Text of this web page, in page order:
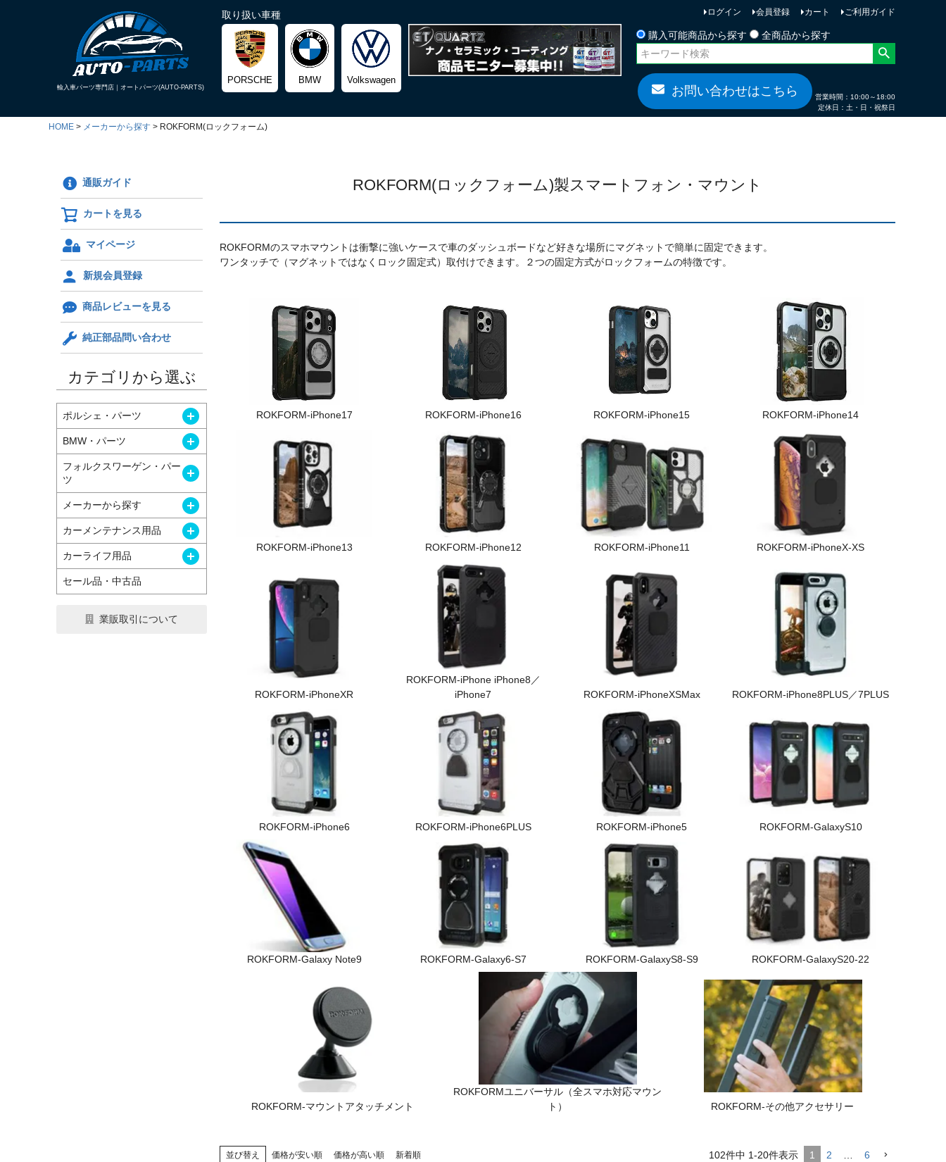
輸入車パーツ専門店｜オートパーツ(AUTO-PARTS)
取り扱い車種
PORSCHE BMW Volkswagen
ログイン 会員登録 カート
ご利用ガイド
購入可能商品から探す
全商品から探す
検索
お問い合わせはこちら
営業時間：10:00～18:00
定休日：土・日・祝祭日
HOME メーカーから探す ROKFORM(ロックフォーム)
通販ガイド
カートを見る
マイページ
新規会員登録
商品レビューを見る
純正部品問い合わせ
カテゴリから選ぶ
ポルシェ・パーツ
BMW・パーツ
フォルクスワーゲン・パー
ツ
メーカーから探す
カーメンテナンス用品
カーライフ用品
セール品・中古品
業販取引について
ROKFORM(ロックフォーム)製スマートフォン・マウント
ROKFORMのスマホマウントは衝撃に強いケースで車のダッシュボードなど好きな場所にマグネットで簡単に固定できます。
ワンタッチで（マグネットではなくロック固定式）取付けできます。２つの固定方式がロックフォームの特徴です。
ROKFORM-iPhone17 ROKFORM-iPhone16 ROKFORM-iPhone15 ROKFORM-iPhone14
ROKFORM-iPhone13 ROKFORM-iPhone12 ROKFORM-iPhone11 ROKFORM-iPhoneX-XS
ROKFORM-iPhoneXR
ROKFORM-iPhone iPhone8／
iPhone7
ROKFORM-iPhoneXSMax ROKFORM-iPhone8PLUS／7PLUS
ROKFORM-iPhone6 ROKFORM-iPhone6PLUS ROKFORM-iPhone5 ROKFORM-GalaxyS10
ROKFORM-Galaxy Note9 ROKFORM-Galaxy6-S7 ROKFORM-GalaxyS8-S9 ROKFORM-GalaxyS20-22
ROKFORM-マウントアタッチメント
ROKFORMユニバーサル（全スマホ対応マウン
ト）
ROKFORM-その他アクセサリー
並び替え 価格が安い順 価格が高い順 新着順 102件中 1-20件表示 1 2 6